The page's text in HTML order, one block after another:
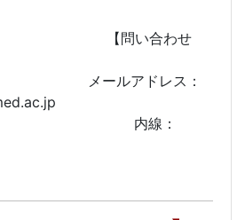
合わせ
ドレス：
：